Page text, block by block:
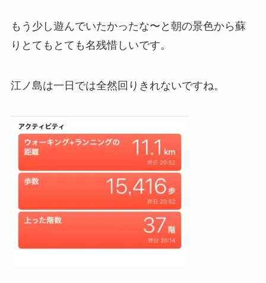
もう少し遊んでいたかったな〜と朝の景色から蘇
りとてもとても名残惜しいです。
江ノ島は一日では全然回りきれないですね。